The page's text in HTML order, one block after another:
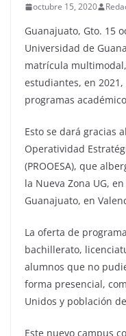
octubre 15, 2020
Guanajuato, Gto. 15
Universidad de
matrícula
estudiantes, en
programas
Esto se dará gracias
Operatividad
(PROOESA), que
la Nueva Zona UG,
Guanajuato, en
La oferta de
bachillerato,
alumnos que no
forma presencial,
Unidos y población
Este nuevo campus